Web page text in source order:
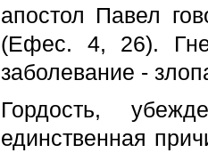
апостол Павел
(Ефес. 4, 26).
заболевание -
Гордость,
единственная